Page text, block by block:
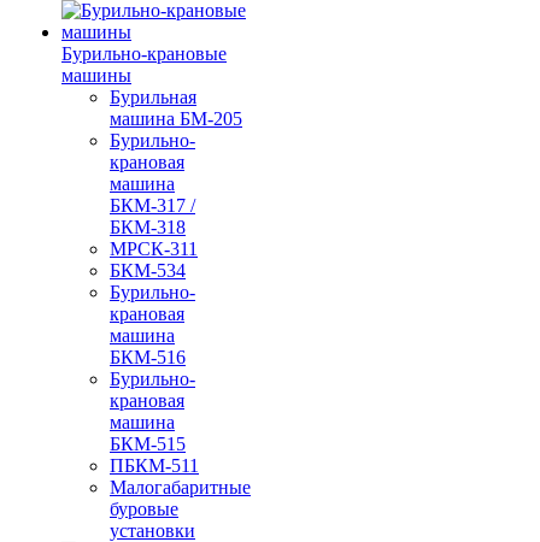
Бурильно-крановые
машины
Бурильная
машина БМ-205
Бурильно-
крановая
машина
БКМ-317 /
БКМ-318
МРСК-311
БКМ-534
Бурильно-
крановая
машина
БКМ-516
Бурильно-
крановая
машина
БКМ-515
ПБКМ-511
Малогабаритные
буровые
установки